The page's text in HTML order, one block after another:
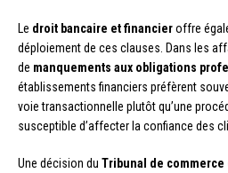
Le droit bancaire et financieroffre
déploiement de ces clauses. Dans les
de manquements aux obligations
établissements financiers préfèrent
voie transactionnelle plutôt qu’une
susceptible d’affecter la confiance des
Une décision du Tribunal de commerce